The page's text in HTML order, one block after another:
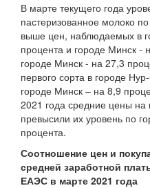
В марте текущего года
пастеризованное молоко
выше цен, наблюдаемых в
процента и городе Минск -
городе Минск - на 27,3
первого сорта в городе
городе Минск – на 8,9
2021 года средние цены
превысили их уровень по
процента.
Соотношение цен и
средней заработной
ЕАЭС в марте 2021 года